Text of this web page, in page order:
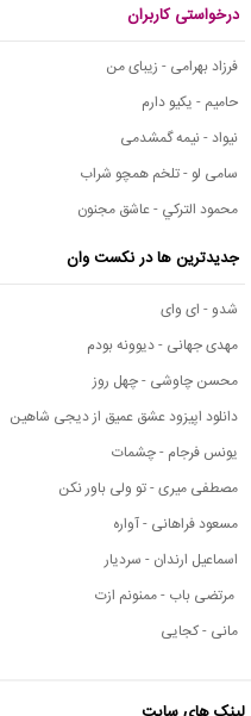
درخواستی کاربران
فرزاد بهرامی - زیبای من
حامیم - یکیو دارم
نیواد - نیمه گمشدمی
سامی لو - تلخم همچو شراب
محمود التركي - عاشق مجنون
جدیدترین ها در نکست وان
شدو - ای وای
مهدی جهانی - دیوونه بودم
محسن چاوشی - چهل روز
دانلود اپیزود عشق عمیق از دیجی شاهین
یونس فرجام - چشمات
مصطفی میری - تو ولی باور نکن
مسعود فراهانی - آواره
اسماعیل ارندان - سردیار
مرتضی باب - ممنونم ازت
مانی - کجایی